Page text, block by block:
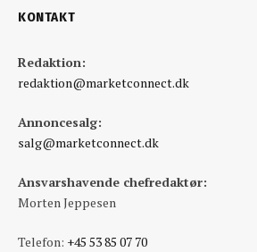
KONTAKT
Redaktion:
redaktion@marketconnect.dk
Annoncesalg:
salg@marketconnect.dk
Ansvarshavende chefredaktør:
Morten Jeppesen
Telefon: +45 53 85 07 70